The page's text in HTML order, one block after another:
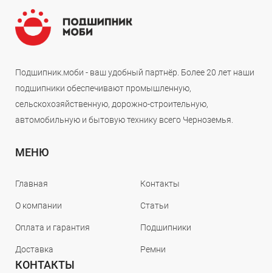
Подшипник.моби - ваш удобный партнёр. Более 20 лет наши
подшипники обеспечивают промышленную,
сельскохозяйственную, дорожно-строительную,
автомобильную и бытовую технику всего Черноземья.
МЕНЮ
Главная
О компании
Оплата и гарантия
Доставка
Контакты
Статьи
Подшипники
Ремни
КОНТАКТЫ